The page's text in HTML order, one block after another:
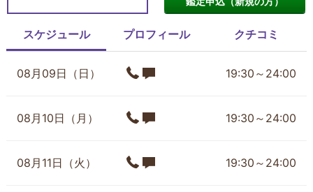
スケジュール プロフィール クチコミ
08月09日（日） 19:30～24:00
08月10日（月） 19:30～24:00
08月11日（火） 19:30～24:00